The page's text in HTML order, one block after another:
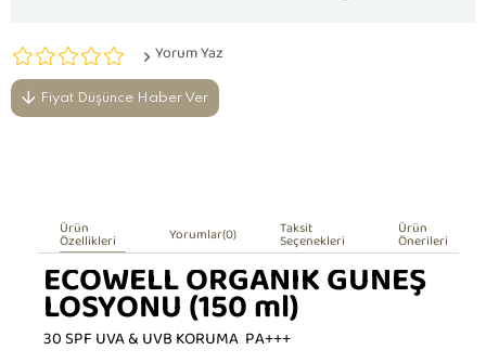
Yorum Yaz
Fiyat Düşünce Haber Ver
Ürün
Özellikleri Yorumlar(0) Taksit
Seçenekleri Ürün
Önerileri
ECOWELL ORGANİK GÜNEŞ
LOSYONU (150 ml)
30 SPF UVA & UVB KORUMA PA+++